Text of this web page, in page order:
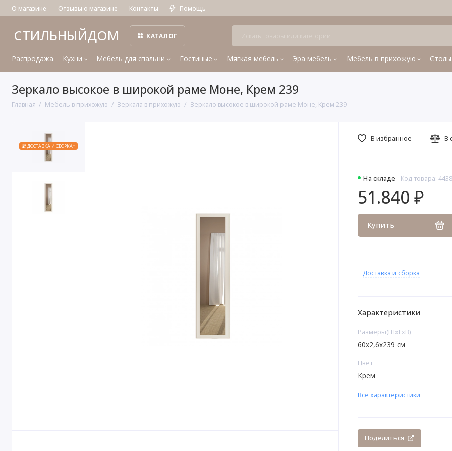
О магазине Отзывы о магазине Контакты Помощь
СТИЛЬНЫЙДОМ КАТАЛОГ
Распродажа Кухни Мебель для спальни Гостиные Мягкая мебель Эра мебель Мебель в прихожую
Зеркало высокое в широкой раме Моне, Крем 239
Главная Мебель в прихожую Зеркала в прихожую Зеркало высокое в широкой раме Моне, Крем 239
🎁 ДОСТАВКА И СБОРКА*
На складе Код товара:
51.840 ₽
Купить
В избранное В
Доставка и сборка
Характеристики
Размеры(ШxГxВ)
60x2,6x239 см
Цвет
Крем
Все характеристики
Поделиться